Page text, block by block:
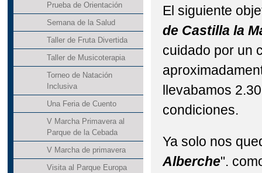
Prueba de Orientación
Semana de la Salud
Taller de Fruta Divertida
Taller de Musicoterapia
Torneo de Natación
Inclusiva
Una Feria de Cuento
V Marcha Primavera al
Parque de la Cebada
V Marcha de primavera
Visita al Parque Europa
El siguiente
de Castilla la
cuidado por un
llevabamos
condiciones.
Ya solo nos
Alberche".